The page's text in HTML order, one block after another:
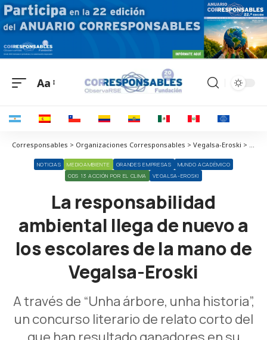
Aa
Corresponsables > Organizaciones Corresponsables > Vegalsa-Eroski > La responsabilidad ambiental llega de nuevo a los escolares de la mano de Vegalsa-Eroski
NOTICIAS MEDIOAMBIENTE GRANDES EMPRESAS
MUNDO ACADÉMICO
ODS 13 ACCIÓN POR EL CLIMA
VEGALSA-EROSKI
La responsabilidad
ambiental llega de nuevo a
los escolares de la mano de
Vegalsa-Eroski
A través de “Unha árbore, unha historia”,
un concurso literario de relato corto del